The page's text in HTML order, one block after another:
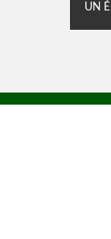
UN